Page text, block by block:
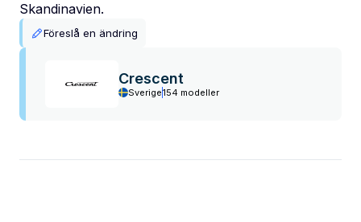
Skandinavien.
Föreslå en ändring
Crescent
Sverige154 modeller